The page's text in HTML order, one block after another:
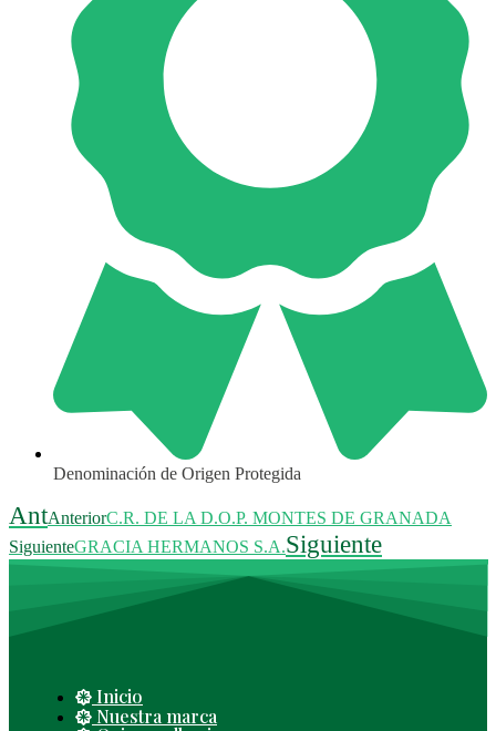
Denominación de Origen Protegida
AntAnteriorC.R. DE LA D.O.P. MONTES DE GRANADA
SiguienteGRACIA HERMANOS S.A.Siguiente
Inicio
Nuestra marca